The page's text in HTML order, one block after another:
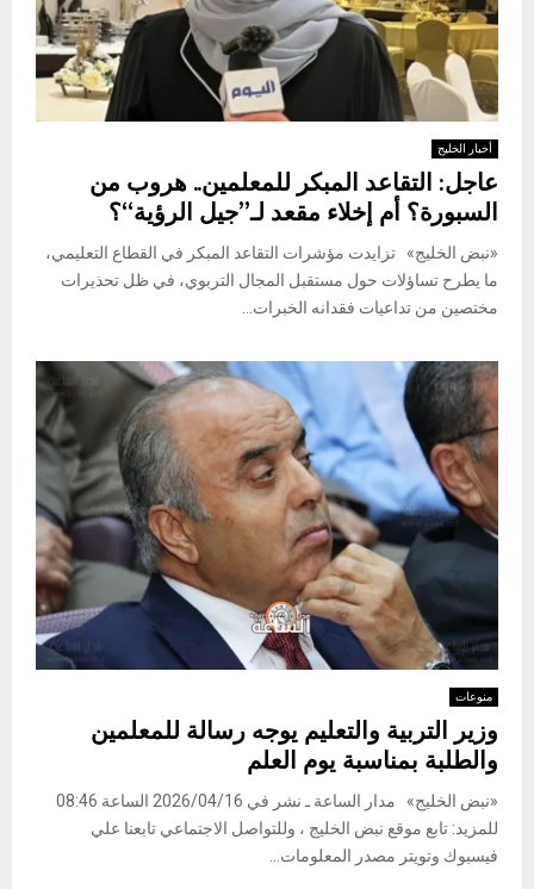
أخبار الخليج
عاجل: التقاعد المبكر للمعلمين.. هروب من
السبورة؟ أم إخلاء مقعد لـ”جيل الرؤية“؟
«نبض الخليج» تزايدت مؤشرات التقاعد المبكر في القطاع التعليمي،
ما يطرح تساؤلات حول مستقبل المجال التربوي، في ظل تحذيرات
مختصين من تداعيات فقدانه الخبرات...
منوعات
وزير التربية والتعليم يوجه رسالة للمعلمين
والطلبة بمناسبة يوم العلم
«نبض الخليج» مدار الساعة ـ نشر في 2026/04/16 الساعة 08:46
للمزيد: تابع موقع نبض الخليج ، وللتواصل الاجتماعي تابعنا علي
فيسبوك وتويتر مصدر المعلومات...